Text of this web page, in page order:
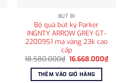
BÚT BI
Bộ quà bút ký Parker
INGNTY ARROW GREY GT-
2200951 mạ vàng 23k cao
cấp
18.580.000₫ Giá
là:
18.580.000₫.
16.668.000₫Giá
THÊM VÀO GIỎ HÀNG